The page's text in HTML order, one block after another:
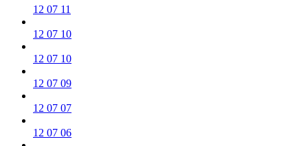
12 07 11
12 07 10
12 07 10
12 07 09
12 07 07
12 07 06